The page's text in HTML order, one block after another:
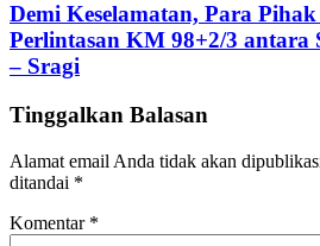
Demi Keselamatan, Para
Perlintasan KM 98+2/3 antara
– Sragi
Tinggalkan Balasan
Alamat email Anda tidak akan
ditandai *
Komentar *